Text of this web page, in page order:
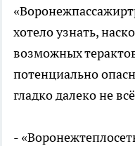
хотело узнать,
возможных
потенциально
гладко далеко не
-